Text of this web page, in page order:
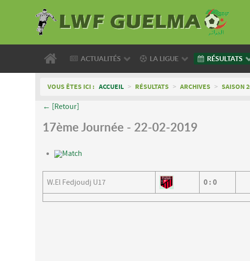
ACTUALITÉS LA LIGUE RÉSULTATS
VOUS ÊTES ICI : ACCUEIL > RÉSULTATS > ARCHIVES > SAISON
← [Retour]
17ème Journée - 22-02-2019
Match
W.El Fedjoudj U17 0 : 0